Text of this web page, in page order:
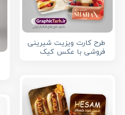
طرح کارت ویزیت شیرینی
فروشی با عکس کیک